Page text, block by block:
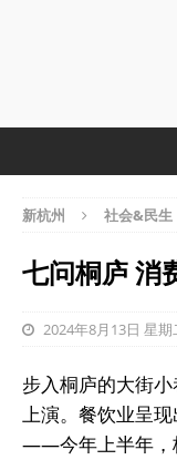
新杭州 社会&民生
七问桐庐 消
2024年8月13日 星期
步入桐庐的大街
上演。餐饮业呈
——今年上半年，